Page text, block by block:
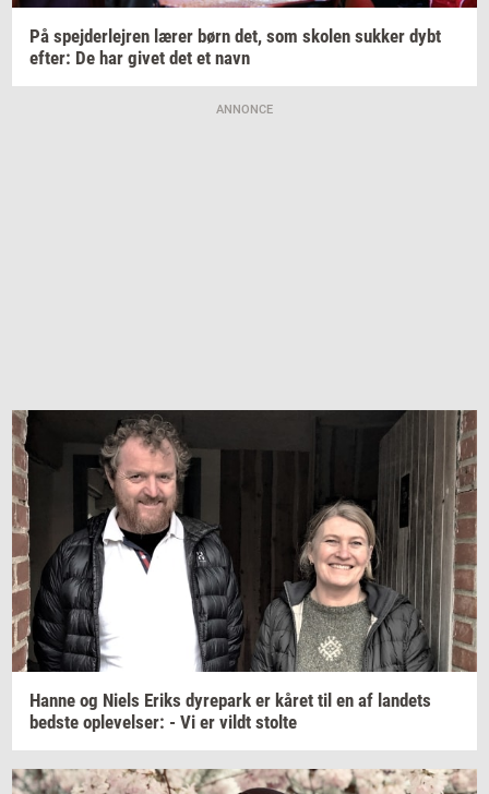
På spej­der­lej­ren lærer børn det, som sko­len suk­ker dybt
efter: De har givet det et navn
ANNONCE
Hanne og Niels Eriks dy­re­park er kåret til en af lan­dets
bed­ste op­le­vel­ser: - Vi er vildt stol­te